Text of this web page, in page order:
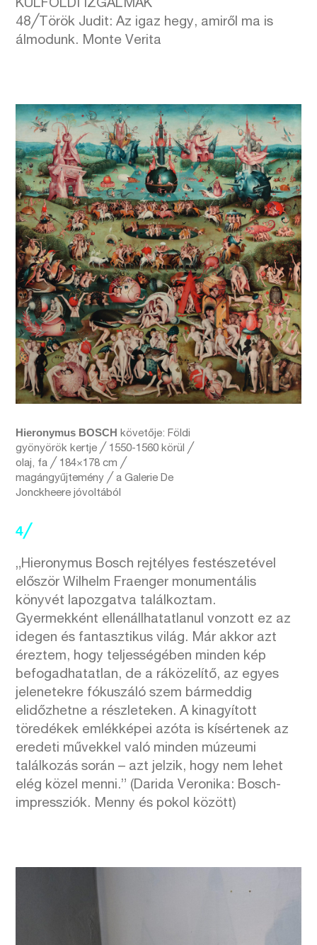
KÜLFÖLDI IZGALMAK
48╱Török Judit: Az igaz hegy, amiről ma is
álmodunk. Monte Verita
Hieronymus BOSCH követője: Földi
gyönyörök kertje ╱ 1550-1560 körül ╱
olaj, fa ╱ 184×178 cm ╱
magángyűjtemény ╱ a Galerie De
Jonckheere jóvoltából
4╱
„Hieronymus Bosch rejtélyes festészetével
először Wilhelm Fraenger monumentális
könyvét lapozgatva találkoztam.
Gyermekként ellenállhatatlanul vonzott ez az
idegen és fantasztikus világ. Már akkor azt
éreztem, hogy teljességében minden kép
befogadhatatlan, de a ráközelítő, az egyes
jelenetekre fókuszáló szem bármeddig
elidőzhetne a részleteken. A kinagyított
töredékek emlékképei azóta is kísértenek az
eredeti művekkel való minden múzeumi
találkozás során – azt jelzik, hogy nem lehet
elég közel menni.” (Darida Veronika: Bosch-
impressziók. Menny és pokol között)